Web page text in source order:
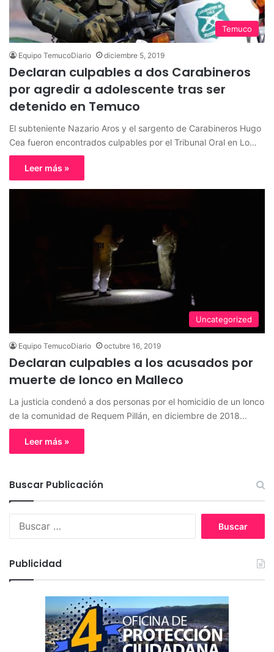
Temuco
Equipo TemucoDiario diciembre 5, 2019
Declaran culpables a dos Carabineros
por agredir a adolescente tras ser
detenido en Temuco
El subteniente Nazario Aros y el sargento de Carabineros Hugo
Cea fueron encontrados culpables por el Tribunal Oral en Lo…
Leer más »
Uncategorized
Equipo TemucoDiario octubre 16, 2019
Declaran culpables a los acusados por
muerte de lonco en Malleco
La justicia condenó a dos personas por el homicidio de un lonco
de la comunidad de Requem Pillán, en diciembre de 2018…
Leer más »
Buscar Publicación
r
:
Publicidad